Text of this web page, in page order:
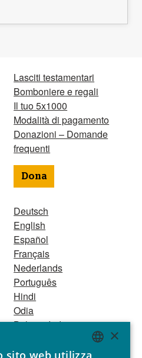
Lasciti testamentari
Bomboniere e regali
Il tuo 5x1000
Modalità di pagamento
Donazioni – Domande
frequenti
Dona
Deutsch
English
Español
Français
Nederlands
Português
Hindi
Odia
Bahasa Indonesia
×
sito web utilizza